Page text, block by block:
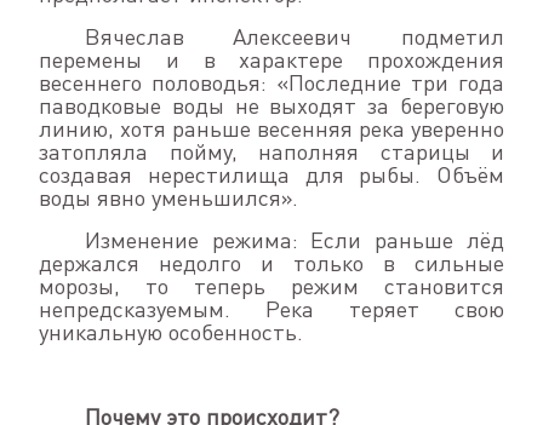
Вячеслав Алексеевич подметил
перемены и в характере прохождения
весеннего половодья: «Последние три года
паводковые воды не выходят за береговую
линию, хотя раньше весенняя река уверенно
затопляла пойму, наполняя старицы и
создавая нерестилища для рыбы. Объём
воды явно уменьшился».
Изменение режима: Если раньше лёд
держался недолго и только в сильные
морозы, то теперь режим становится
непредсказуемым. Река теряет свою
уникальную особенность.
Почему это происходит?